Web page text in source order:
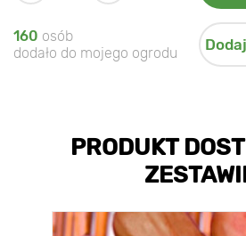
160 osób
dodało do mojego ogrodu
PRODUKT